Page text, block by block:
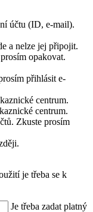
účtu (ID, e-mail).
a nelze jej připojit.
opakovat.
přihlásit e-
centrum.
centrum.
Zkuste prosím
je třeba se k
Je třeba zadat platný